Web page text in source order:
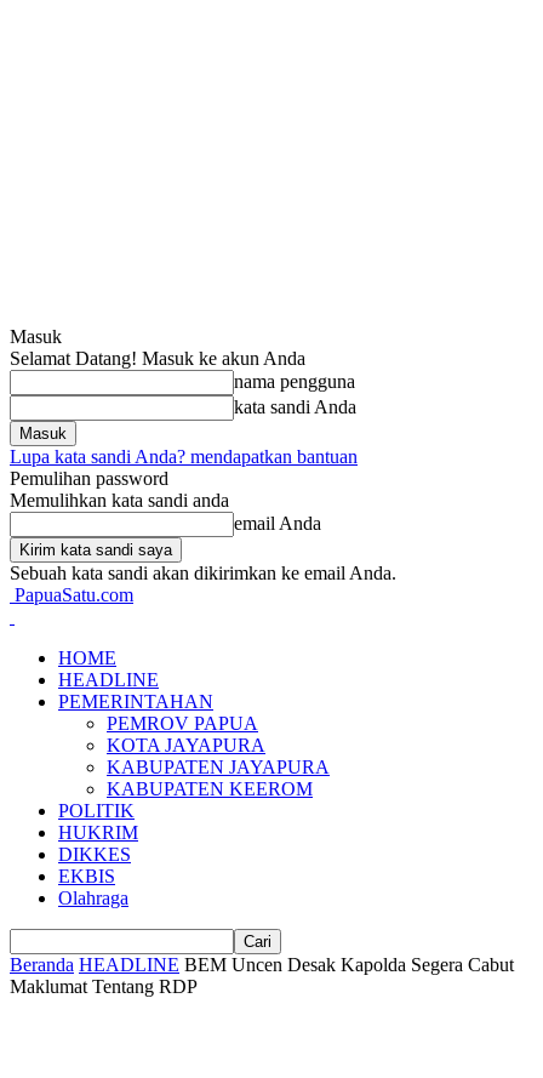
Masuk
Selamat Datang! Masuk ke akun Anda
nama pengguna
kata sandi Anda
Lupa kata sandi Anda? mendapatkan bantuan
Pemulihan password
Memulihkan kata sandi anda
email Anda
Sebuah kata sandi akan dikirimkan ke email Anda.
PapuaSatu.com
HOME
HEADLINE
PEMERINTAHAN
PEMROV PAPUA
KOTA JAYAPURA
KABUPATEN JAYAPURA
KABUPATEN KEEROM
POLITIK
HUKRIM
DIKKES
EKBIS
Olahraga
Beranda HEADLINE BEM Uncen Desak Kapolda Segera Cabut
Maklumat Tentang RDP